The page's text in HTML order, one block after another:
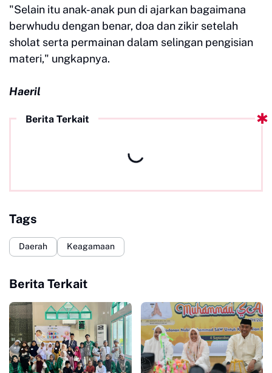
"Selain itu anak-anak pun di ajarkan bagaimana
berwhudu dengan benar, doa dan zikir setelah
sholat serta permainan dalam selingan pengisian
materi," ungkapnya.
Haeril
Berita Terkait
Tags
Daerah Keagamaan
Berita Terkait